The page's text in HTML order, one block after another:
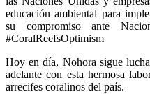
educación ambiental para
su compromiso ante
#CoralReefsOptimism
Hoy en día, Nohora sigue
adelante con esta hermosa
arrecifes coralinos del país.